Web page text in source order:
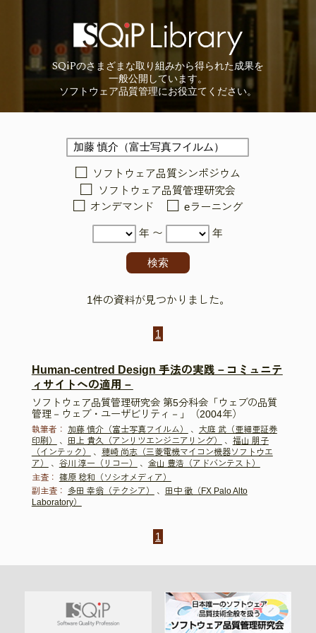
SQiPのさまざまな取り組みから得られた成果を
一般公開しています。
ソフトウェア品質管理にお役立てください。
ソフトウェア品質シンポジウム
ソフトウェア品質管理研究会
オンデマンド
eラーニング
年 〜 年
1件の資料が見つかりました。
1
Human-centred Design 手法の実践－コミュニテ
ィサイトへの適用－
ソフトウェア品質管理研究会 第5分科会「ウェブの品質
管理－ウェブ・ユーザビリティ－」（2004年）
執筆者： 加藤 慎介（富士写真フイルム） 、 大庭 武（亜細亜証券
印刷）
、 田上 貴久（アンリツエンジニアリング） 、 福山 朋子
（インテック）
、 穂崎 尚志（三菱電機マイコン機器ソフトウエ
ア）
、 谷川 淳一（リコー） 、 金山 豊浩（アドバンテスト）
主査： 篠原 稔和（ソシオメディア）
副主査：
多田 幸翁（テクシア） 、 田中 徹（FX Palo Alto
Laboratory）
1